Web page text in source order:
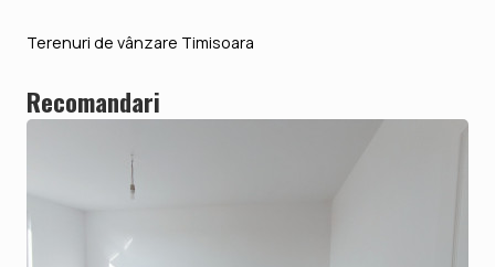
Terenuri de vânzare Timisoara
Recomandari